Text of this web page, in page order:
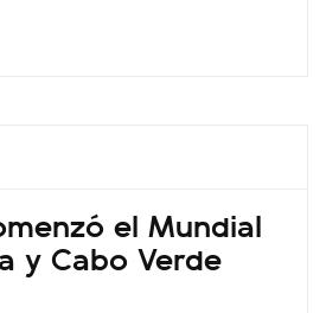
el Mundial
y Cabo Verde